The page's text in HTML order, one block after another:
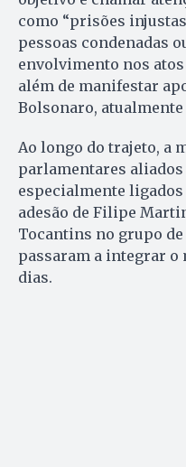
como “prisões
pessoas condenadas
envolvimento nos atos
além de manifestar
Bolsonaro, atualmente
Ao longo do trajeto, a
parlamentares
especialmente
adesão de Filipe
Tocantins no grupo
passaram a integrar
dias.